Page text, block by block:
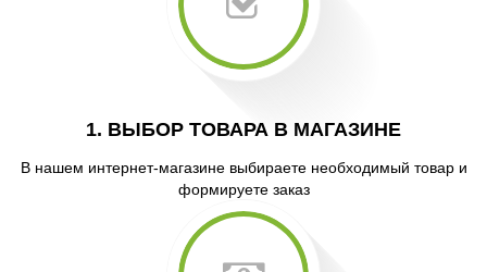
1. ВЫБОР ТОВАРА В МАГАЗИНЕ
В нашем интернет-магазине выбираете необходимый товар и
формируете заказ